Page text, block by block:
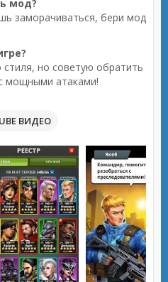
мод?
заморачиваться, бери мод
стиля, но советую обратить
мощными атаками!
ВИДЕО